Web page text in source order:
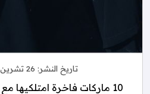
تاريخ النشر: 26 تشرين الثاني, 2025
10 ماركات فاخرة امتلكيها مع عروض البلاك فرايدي